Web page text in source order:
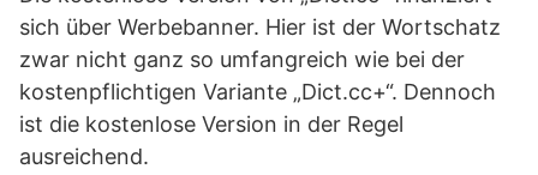
sich über Werbebanner. Hier ist der Wortschatz
zwar nicht ganz so umfangreich wie bei der
kostenpflichtigen Variante „Dict.cc+“. Dennoch
ist die kostenlose Version in der Regel
ausreichend.